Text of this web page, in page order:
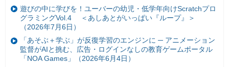
遊びの中に学びを！ユーバーの幼児・低学年向けScratchプロ
グラミングVol.4 ＜あしあとがいっぱい『ループ』＞
（2026年7月6日）
「あそぶ＋学ぶ」が反復学習のエンジンに ─ アニメーション
監督がAIと挑む、広告・ログインなしの教育ゲームポータル
「NOA Games」（2026年6月4日）